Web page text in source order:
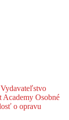
Academy Osobné
o opravu